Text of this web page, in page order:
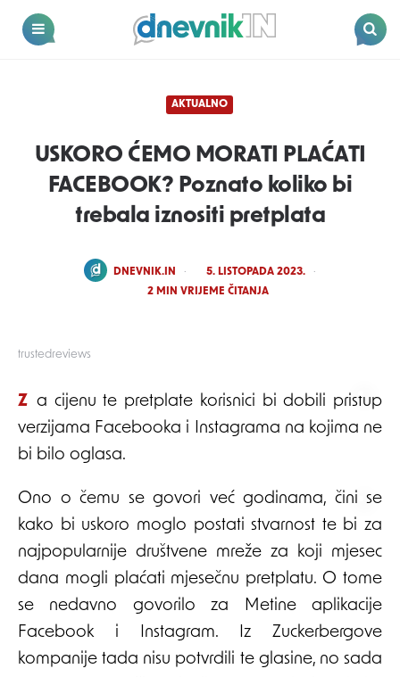
Dnevnik.in
trustedreviews
AKTUALNO
USKORO ĆEMO MORATI PLAĆATI
FACEBOOK? Poznato koliko bi
trebala iznositi pretplata
POSTED
DNEVNIK.IN
5. LISTOPADA 2023.
2 MIN VRIJEME ČITANJA
Za cijenu te pretplate korisnici bi dobili pristup
verzijama Facebooka i Instagrama na kojima ne
bi bilo oglasa.
Ono o čemu se govori već godinama, čini se
kako bi uskoro moglo postati stvarnost te bi za
najpopularnije društvene mreže za koji mjesec
dana mogli plaćati mjesečnu pretplatu. O tome
se nedavno govorilo za Metine aplikacije
Facebook i Instagram. Iz Zuckerbergove
kompanije tada nisu potvrdili te glasine, no sada